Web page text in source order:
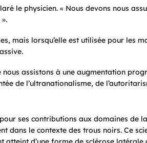
le physicien. « Nous devons nous
mais lorsqu’elle est utilisée pour les
assistons à une augmentation
de l’ultranationalisme, de
ses contributions aux domaines de
dans le contexte des trous noirs. Ce